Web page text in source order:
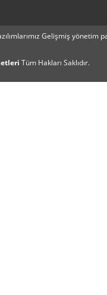
Gelişmiş
Tüm Hakları Saklıdır.